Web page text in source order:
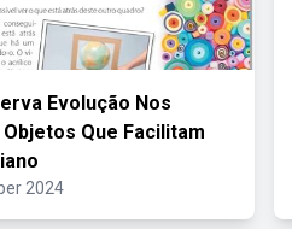
Evolução Nos
Que Facilitam
2024